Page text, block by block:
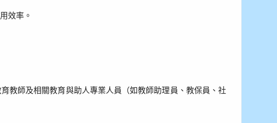
效率。
教師及相關教育與助人專業人員（如教師助理員、教保員、社